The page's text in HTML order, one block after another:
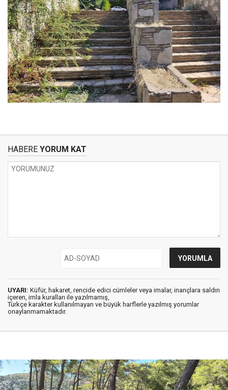
HABERE YORUM KAT
UYARI: Küfür, hakaret, rencide edici cümleler veya imalar, inançlara saldırı
içeren, imla kuralları ile yazılmamış,
Türkçe karakter kullanılmayan ve büyük harflerle yazılmış yorumlar
onaylanmamaktadır.